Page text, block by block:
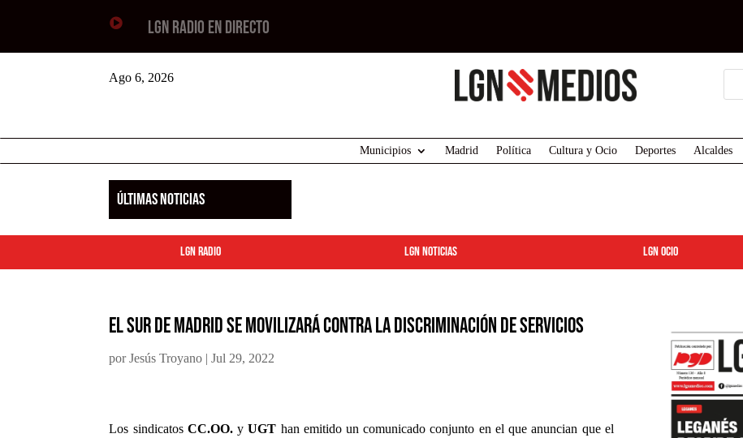
 LGN RADIO EN DIRECTO
Ago 6, 2026
Municipios Madrid Política Cultura y Ocio Deportes Alcaldes
ÚLTIMAS NOTICIAS
LGN Radio LGN Noticias LGN ocio
El sur de Madrid se movilizará contra la discriminación de servicios
porJesús Troyano |Jul 29, 2022
Los sindicatos CC.OO.yUGT han emitido un comunicado conjunto en el que anuncian que el